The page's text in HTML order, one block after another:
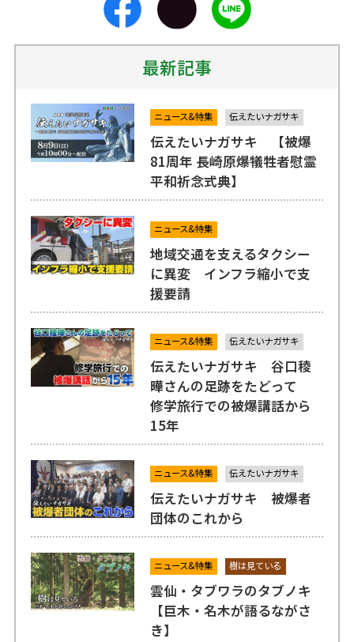
最新記事
ニュース&特集 伝えたいナガサキ
伝えたいナガサキ 【被爆
81周年 長崎原爆犠牲者慰霊
平和祈念式典】
ニュース&特集
地域交通を支えるタクシー
に異変 インフラ縮小で支
援要請
ニュース&特集 伝えたいナガサキ
伝えたいナガサキ 谷口稜
曄さんの足跡をたどって
修学旅行での被爆講話から
15年
ニュース&特集 伝えたいナガサキ
伝えたいナガサキ 被爆者
団体のこれから
ニュース&特集 樹は見ている
雲仙・タブワラのタブノキ
【巨木・名木が語るながさ
き】